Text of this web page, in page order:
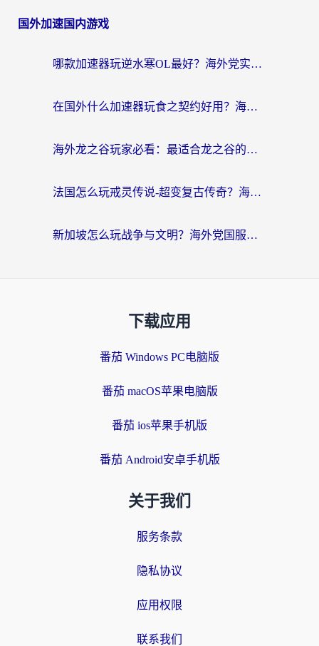
国外加速国内游戏
哪款加速器玩逆水寒OL最好？海外党实测后的终极选择指南
在国外什么加速器玩食之契约好用？海外党亲测有效的国服游戏加速指南
海外龙之谷玩家必看：最适合龙之谷的加速器，解决延迟卡顿还能畅玩幻书启示录和梦幻西游？
法国怎么玩戒灵传说-超变复古传奇？海外玩家国服游戏加速终极指南
新加坡怎么玩战争与文明？海外党国服游戏加速器终极避坑指南
下载应用
番茄 Windows PC电脑版
番茄 macOS苹果电脑版
番茄 ios苹果手机版
番茄 Android安卓手机版
关于我们
服务条款
隐私协议
应用权限
联系我们